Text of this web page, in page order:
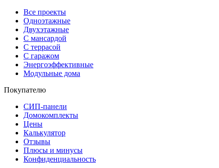
Все проекты
Одноэтажные
Двухэтажные
С мансардой
С террасой
С гаражом
Энергоэффективные
Модульные дома
Покупателю
СИП-панели
Домокомплекты
Цены
Калькулятор
Отзывы
Плюсы и минусы
Конфиденциальность